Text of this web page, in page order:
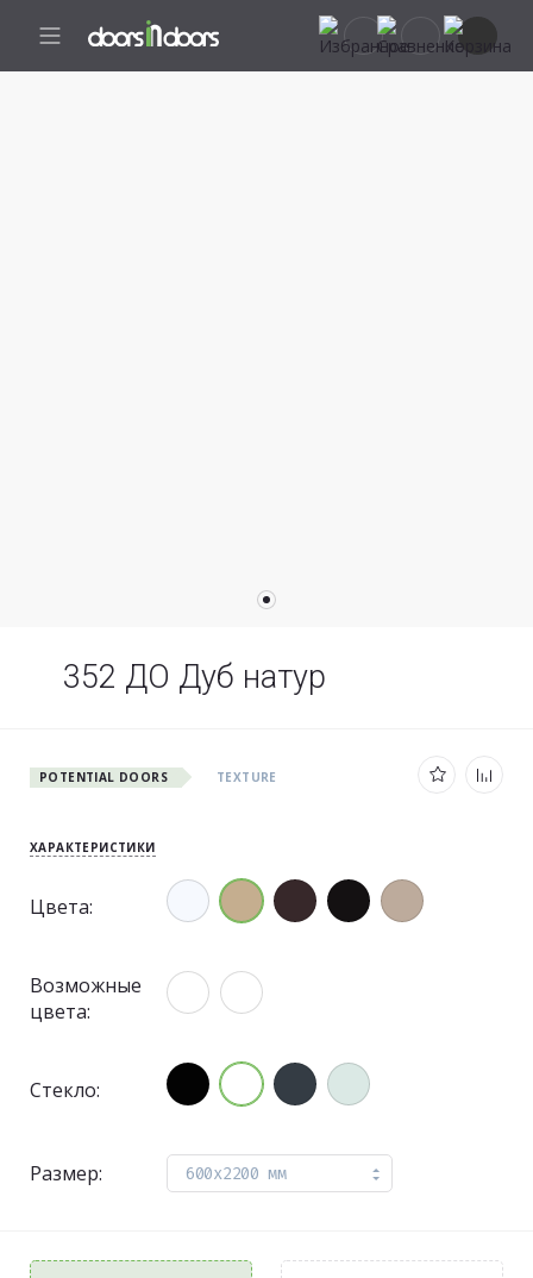
352 ДО Дуб натур
POTENTIAL DOORS TEXTURE
ХАРАКТЕРИСТИКИ
Цвета:
Возможные
цвета:
Стекло:
Размер: 600x2200 мм